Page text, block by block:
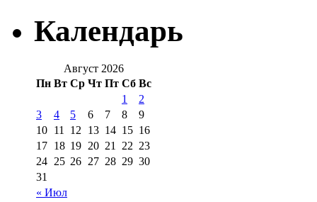
Календарь
Август 2026
Пн Вт Ср Чт Пт Сб Вс
« Июл
1
2
3
4 5 6 7 8
9
10 11 12 13 14 15 16
17 18 19 20 21 22 23
24 25 26 27 28 29 30
31